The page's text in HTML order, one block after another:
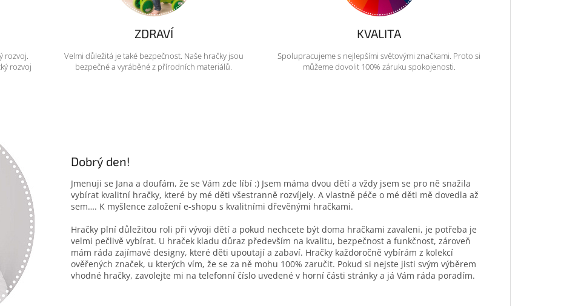
rozvoj.
rozvoj
ZDRAVÍ
Velmi důležitá je také bezpečnost. Naše hračky jsou
bezpečné a vyráběné z přírodních materiálů.
KVALITA
Spolupracujeme s nejlepšími světovými značkami. Proto si
můžeme dovolit 100% záruku spokojenosti.
Dobrý den!
Jmenuji se Jana a doufám, že se Vám zde líbí :) Jsem máma dvou dětí a vždy jsem se pro ně snažila
vybírat kvalitní hračky, které by mé děti všestranně rozvíjely. A vlastně péče o mé děti mě dovedla až
sem…. K myšlence založení e-shopu s kvalitními dřevěnými hračkami.
Hračky plní důležitou roli při vývoji dětí a pokud nechcete být doma hračkami zavaleni, je potřeba je
velmi pečlivě vybírat. U hraček kladu důraz především na kvalitu, bezpečnost a funkčnost, zároveň
mám ráda zajímavé designy, které děti upoutají a zabaví. Hračky každoročně vybírám z kolekcí
ověřených značek, u kterých vím, že se za ně mohu 100% zaručit. Pokud si nejste jisti svým výběrem
vhodné hračky, zavolejte mi na telefonní číslo uvedené v horní části stránky a já Vám ráda poradím.